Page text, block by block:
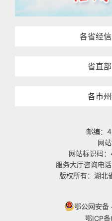
各省经
省直
各市
邮编：
网
网站标识码
服务大厅咨询电
版权所有：湖北
鄂公网安
鄂ICP